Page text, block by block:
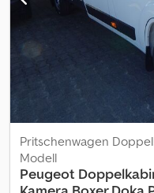
Pritschenwagen
Modell
Peugeot